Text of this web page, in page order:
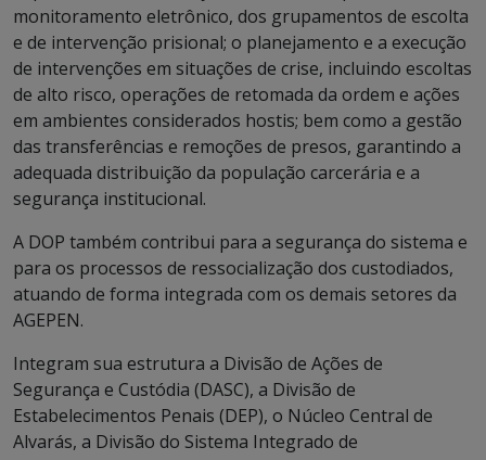
monitoramento eletrônico, dos grupamentos de escolta
e de intervenção prisional; o planejamento e a execução
de intervenções em situações de crise, incluindo escoltas
de alto risco, operações de retomada da ordem e ações
em ambientes considerados hostis; bem como a gestão
das transferências e remoções de presos, garantindo a
adequada distribuição da população carcerária e a
segurança institucional.
A DOP também contribui para a segurança do sistema e
para os processos de ressocialização dos custodiados,
atuando de forma integrada com os demais setores da
AGEPEN.
Integram sua estrutura a Divisão de Ações de
Segurança e Custódia (DASC), a Divisão de
Estabelecimentos Penais (DEP), o Núcleo Central de
Alvarás, a Divisão do Sistema Integrado de